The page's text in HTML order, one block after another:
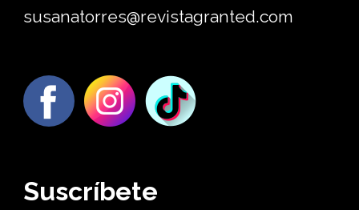
susanatorres@revistagranted.com
Suscríbete